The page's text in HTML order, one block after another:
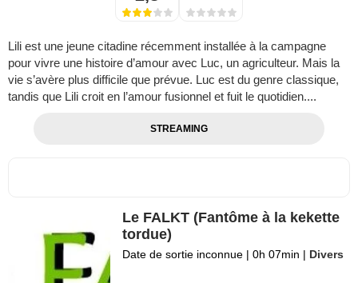
Lili est une jeune citadine récemment installée à la campagne
pour vivre une histoire d’amour avec Luc, un agriculteur. Mais la
vie s’avère plus difficile que prévue. Luc est du genre classique,
tandis que Lili croit en l’amour fusionnel et fuit le quotidien....
STREAMING
Le FALKT (Fantôme à la kekette
tordue)
Date de sortie inconnue | 0h 07min | Divers